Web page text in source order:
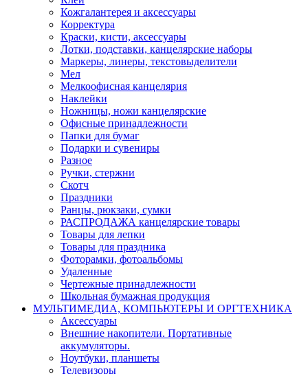
Кожгалантерея и аксессуары
Корректура
Краски, кисти, аксессуары
Лотки, подставки, канцелярские наборы
Маркеры, линеры, текстовыделители
Мел
Мелкоофисная канцелярия
Наклейки
Ножницы, ножи канцелярские
Офисные принадлежности
Папки для бумаг
Подарки и сувениры
Разное
Ручки, стержни
Скотч
Праздники
Ранцы, рюкзаки, сумки
РАСПРОДАЖА канцелярские товары
Товары для лепки
Товары для праздника
Фоторамки, фотоальбомы
Удаленные
Чертежные принадлежности
Школьная бумажная продукция
МУЛЬТИМЕДИА, КОМПЬЮТЕРЫ И ОРГТЕХНИКА
Аксессуары
Внешние накопители. Портативные
аккумуляторы.
Ноутбуки, планшеты
Телевизоры